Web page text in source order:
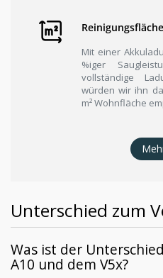
Reinigungsfläche
Mit einer
%iger
vollständige
würden wir ihn
m² Wohnfläche
Unterschied zum
Was ist der
A10 und dem V5x?